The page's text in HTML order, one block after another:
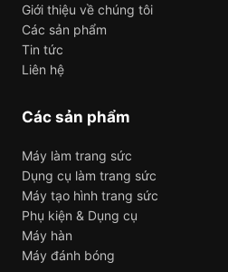
Giới thiệu về chúng tôi
Các sản phẩm
Tin tức
Liên hệ
Các sản phẩm
Máy làm trang sức
Dụng cụ làm trang sức
Máy tạo hình trang sức
Phụ kiện & Dụng cụ
Máy hàn
Máy đánh bóng